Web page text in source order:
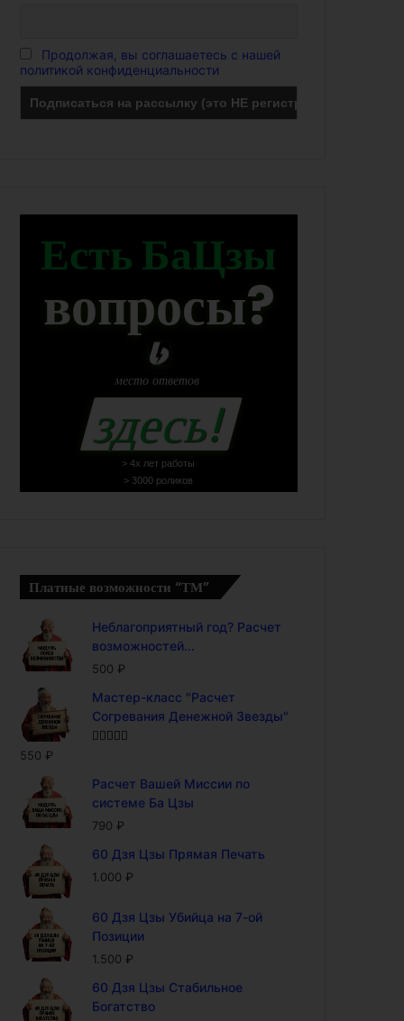
Продолжая, вы соглашаетесь с нашей
политикой конфиденциальности
Есть БаЦзы
вопросы?
место ответов
здесь!
> 3000 роликов
> 4х лет работы
Платные возможности “ТМ”
Неблагоприятный год? Расчет
возможностей...
500 ₽
Мастер-класс "Расчет
Согревания Денежной Звезды"
550 ₽
Расчет Вашей Миссии по
системе Ба Цзы
790 ₽
60 Дзя Цзы Прямая Печать
1.000 ₽
60 Дзя Цзы Убийца на 7-ой
Позиции
1.500 ₽
60 Дзя Цзы Стабильное
Богатство